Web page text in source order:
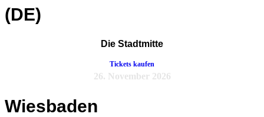
(DE)
Die Stadtmitte
Tickets kaufen
26. November 2026
Wiesbaden